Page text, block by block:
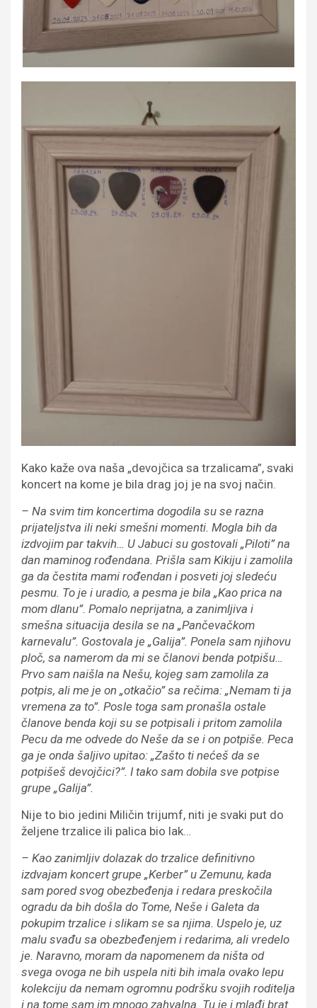
Kako kaže ova naša „devojčica sa trzalicama”, svaki
koncert na kome je bila drag joj je na svoj način.
– Na svim tim koncertima dogodila su se razna
prijateljstva ili neki smešni momenti. Mogla bih da
izdvojim par takvih… U Jabuci su gostovali „Piloti” na
dan maminog rođendana. Prišla sam Kikiju i zamolila
ga da čestita mami rođendan i posveti joj sledeću
pesmu. To je i uradio, a pesma je bila „Kao prica na
mom dlanu”. Pomalo neprijatna, a zanimljiva i
smešna situacija desila se na „Pančevačkom
karnevalu”. Gostovala je „Galija”. Ponela sam njihovu
ploč, sa namerom da mi se članovi benda potpišu…
Prvo sam naišla na Nešu, kojeg sam zamolila za
potpis, ali me je on „otkačio” sa rečima: „Nemam ti ja
vremena za to”. Posle toga sam pronašla ostale
članove benda koji su se potpisali i pritom zamolila
Pecu da me odvede do Neše da se i on potpiše. Peca
ga je onda šaljivo upitao: „Zašto ti nećeš da se
potpišeš devojčici?”. I tako sam dobila sve potpise
grupe „Galija”.
Nije to bio jedini Miličin trijumf, niti je svaki put do
željene trzalice ili palica bio lak…
– Kao zanimljiv dolazak do trzalice definitivno
izdvajam koncert grupe „Kerber” u Zemunu, kada
sam pored svog obezbeđenja i redara preskočila
ogradu da bih došla do Tome, Neše i Galeta da
pokupim trzalice i slikam se sa njima. Uspelo je, uz
malu svađu sa obezbeđenjem i redarima, ali vredelo
je. Naravno, moram da napomenem da ništa od
svega ovoga ne bih uspela niti bih imala ovako lepu
kolekciju da nemam ogromnu podršku svojih roditelja
i na tome sam im mnogo zahvalna. Tu je i mlađi brat